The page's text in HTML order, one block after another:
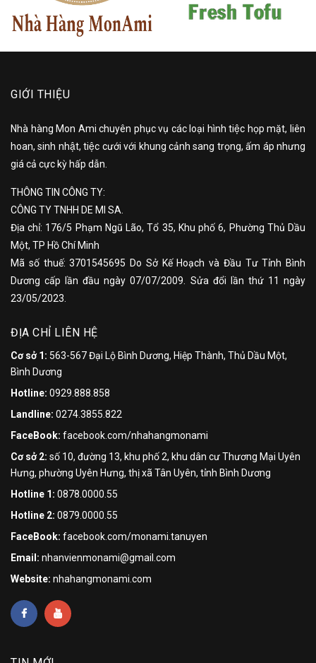
GIỚI THIỆU
Nhà hàng Mon Ami chuyên phục vụ các loại hình tiệc họp mặt, liên
hoan, sinh nhật, tiệc cưới với khung cảnh sang trọng, ấm áp nhưng
giá cả cực kỳ hấp dẫn.
THÔNG TIN CÔNG TY:
CÔNG TY TNHH DE MI SA.
Địa chỉ: 176/5 Phạm Ngũ Lão, Tổ 35, Khu phố 6, Phường Thủ Dầu
Một, TP Hồ Chí Minh
Mã số thuế: 3701545695 Do Sở Kế Hoạch và Đầu Tư Tỉnh Bình
Dương cấp lần đầu ngày 07/07/2009. Sửa đổi lần thứ 11 ngày
23/05/2023.
ĐỊA CHỈ LIÊN HỆ
Cơ sở 1: 563-567 Đại Lộ Bình Dương, Hiệp Thành, Thủ Dầu Một,
Bình Dương
Hotline: 0929.888.858
Landline: 0274.3855.822
FaceBook: facebook.com/nhahangmonami
Cơ sở 2: số 10, đường 13, khu phố 2, khu dân cư Thương Mại Uyên
Hưng, phường Uyên Hưng, thị xã Tân Uyên, tỉnh Bình Dương
Hotline 1: 0878.0000.55
Hotline 2: 0879.0000.55
FaceBook: facebook.com/monami.tanuyen
Email: nhanvienmonami@gmail.com
Website: nhahangmonami.com